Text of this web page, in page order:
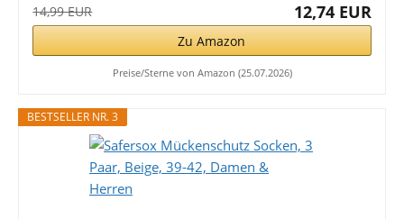
14,99 EUR 12,74 EUR
Zu Amazon
Preise/Sterne von Amazon (25.07.2026)
BESTSELLER NR. 3